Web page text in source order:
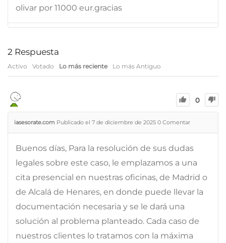
olivar por 11000 eur.gracias
2 Respuesta
Activo Votado Lo más reciente Lo más Antiguo
0
iasesorate.com Publicado el 7 de diciembre de 2025 0 Comentar
Buenos días, Para la resolución de sus dudas
legales sobre este caso, le emplazamos a una
cita presencial en nuestras oficinas, de Madrid o
de Alcalá de Henares, en donde puede llevar la
documentación necesaria y se le dará una
solución al problema planteado. Cada caso de
nuestros clientes lo tratamos con la máxima